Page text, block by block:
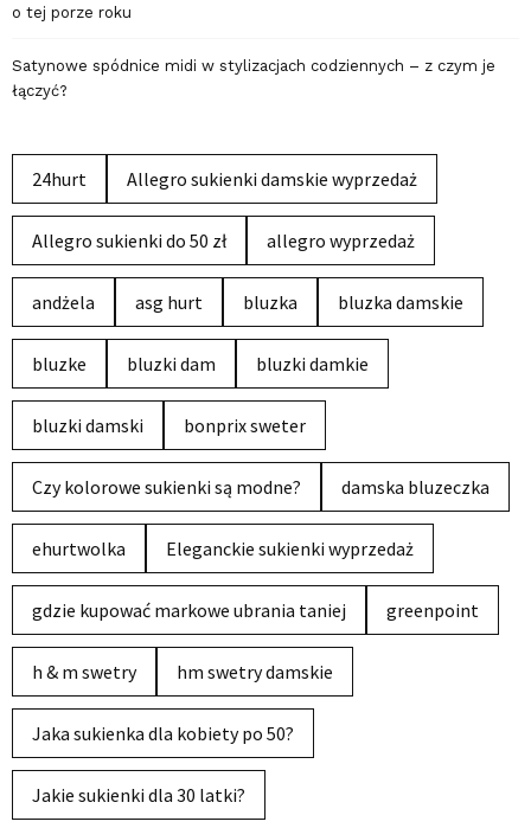
o tej porze roku
Satynowe spódnice midi w stylizacjach codziennych – z czym je
łączyć?
24hurt Allegro sukienki damskie wyprzedaż
Allegro sukienki do 50 zł allegro wyprzedaż
andżela asg hurt bluzka bluzka damskie
bluzke bluzki dam bluzki damkie
bluzki damski bonprix sweter
Czy kolorowe sukienki są modne? damska bluzeczka
ehurtwolka Eleganckie sukienki wyprzedaż
gdzie kupować markowe ubrania taniej greenpoint
h & m swetry hm swetry damskie
Jaka sukienka dla kobiety po 50?
Jakie sukienki dla 30 latki?